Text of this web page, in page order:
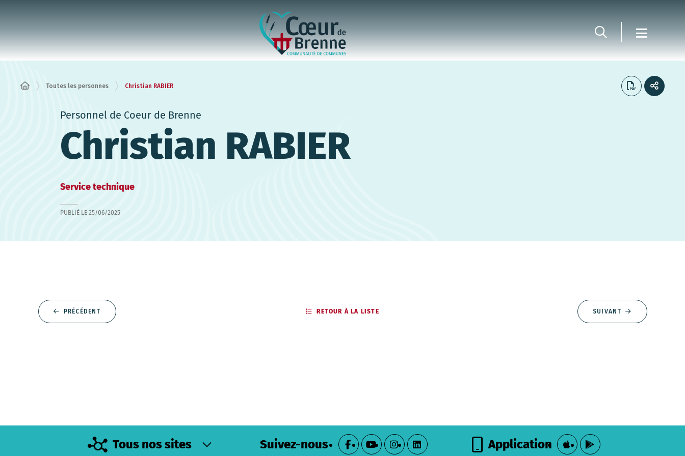
Toutes les personnes Christian RABIER
Personnel de Coeur de Brenne
Christian RABIER
Service technique
PUBLIÉ LE 25/06/2025
PRÉCÉDENT RETOUR À LA LISTE SUIVANT
Tous nos sites Suivez-nous Application